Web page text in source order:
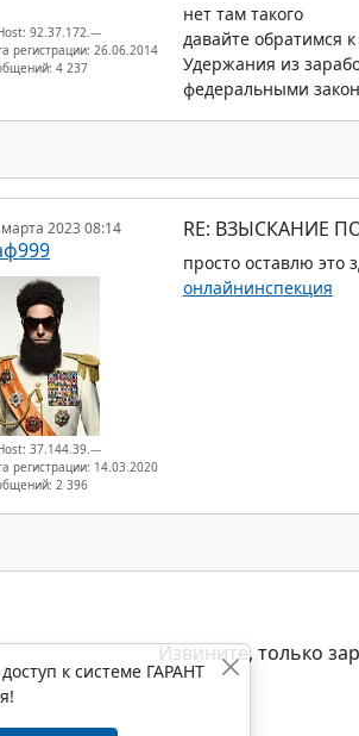
92.37.172.---
регистрации: 26.06.2014
4 237
нет там такого
давайте обратимся
Удержания из
федеральными
2023 08:14
37.144.39.---
регистрации: 14.03.2020
2 396
RE: ВЗЫСКАНИЕ
просто оставлю это
онлайнинспекция
Извините, только
к системе ГАРАНТ